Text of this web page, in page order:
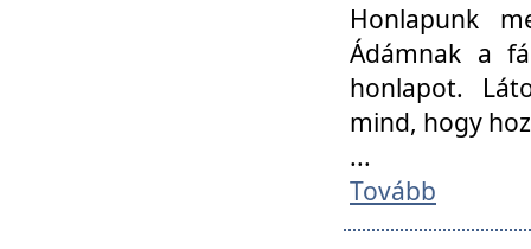
Honlapunk
Ádámnak a
honlapot.
mind, hogy
...
Tovább